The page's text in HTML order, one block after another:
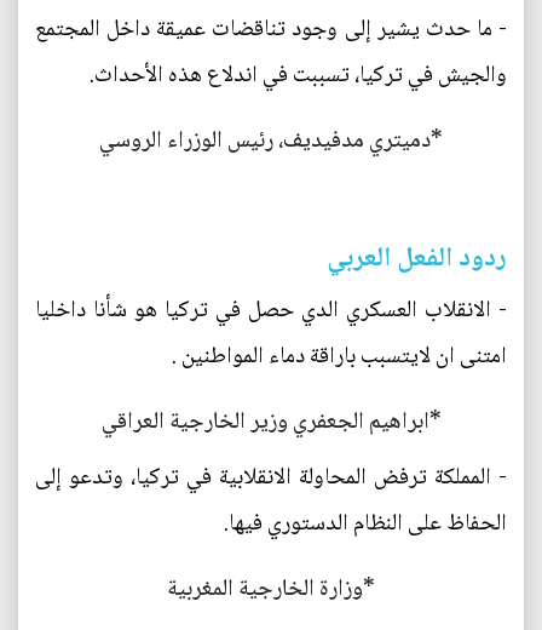
- ما حدث يشير إلى وجود تناقضات عميقة داخل المجتمع
والجيش في تركيا، تسببت في اندلاع هذه الأحداث.
*دميتري مدفيديف، رئيس الوزراء الروسي
ردود الفعل العربي
- الانقلاب العسكري الدي حصل في تركيا هو شأنا داخليا
امتنى ان لايتسبب باراقة دماء المواطنين .
*ابراهيم الجعفري وزير الخارجية العراقي
- المملكة ترفض المحاولة الانقلابية في تركيا، وتدعو إلى
الحفاظ على النظام الدستوري فيها.
*وزارة الخارجية المغربية